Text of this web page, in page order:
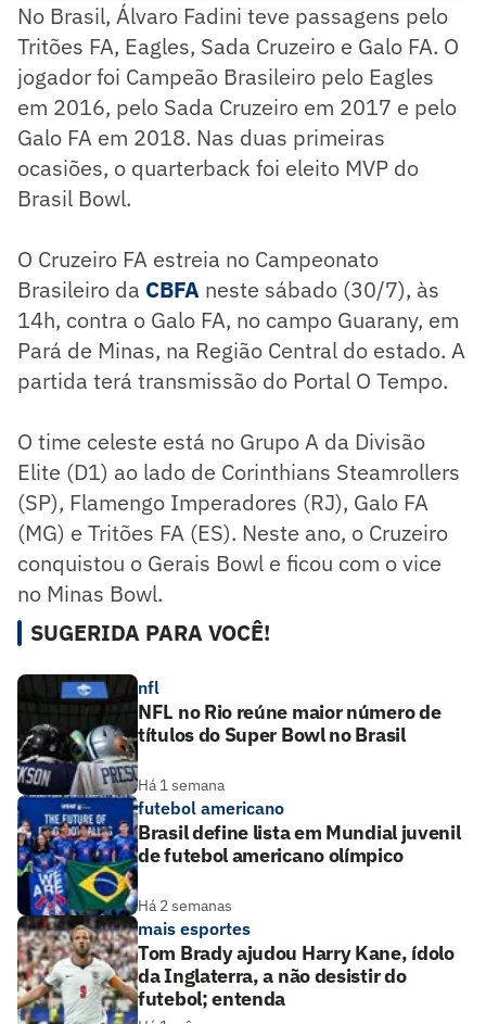
No Brasil, Álvaro Fadini teve passagens pelo
Tritões FA, Eagles, Sada Cruzeiro e Galo FA. O
jogador foi Campeão Brasileiro pelo Eagles
em 2016, pelo Sada Cruzeiro em 2017 e pelo
Galo FA em 2018. Nas duas primeiras
ocasiões, o quarterback foi eleito MVP do
Brasil Bowl.
O Cruzeiro FA estreia no Campeonato
Brasileiro da CBFA neste sábado (30/7), às
14h, contra o Galo FA, no campo Guarany, em
Pará de Minas, na Região Central do estado. A
partida terá transmissão do Portal O Tempo.
O time celeste está no Grupo A da Divisão
Elite (D1) ao lado de Corinthians Steamrollers
(SP), Flamengo Imperadores (RJ), Galo FA
(MG) e Tritões FA (ES). Neste ano, o Cruzeiro
conquistou o Gerais Bowl e ficou com o vice
no Minas Bowl.
SUGERIDA PARA VOCÊ!
nfl
NFL no Rio reúne maior número de
títulos do Super Bowl no Brasil
Há 1 semana
futebol americano
Brasil define lista em Mundial juvenil
de futebol americano olímpico
Há 2 semanas
mais esportes
Tom Brady ajudou Harry Kane, ídolo
da Inglaterra, a não desistir do
futebol; entenda